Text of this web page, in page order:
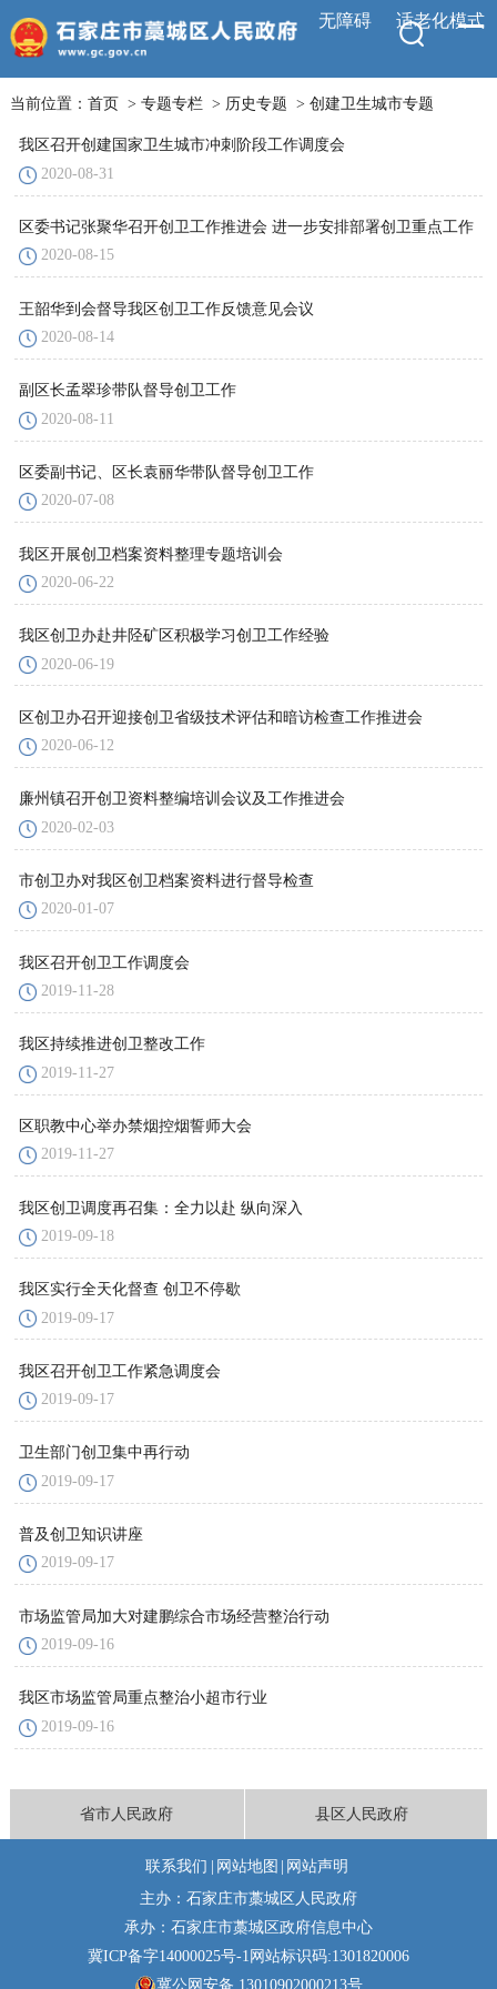
无障碍 适老化模式
当前位置： 首页 > 专题专栏> 历史专题 > 创建卫生城市专题
我区召开创建国家卫生城市冲刺阶段工作调度会
2020-08-31
区委书记张聚华召开创卫工作推进会 进一步安排部署创卫重点工作
2020-08-15
王韶华到会督导我区创卫工作反馈意见会议
2020-08-14
副区长孟翠珍带队督导创卫工作
2020-08-11
区委副书记、区长袁丽华带队督导创卫工作
2020-07-08
我区开展创卫档案资料整理专题培训会
2020-06-22
我区创卫办赴井陉矿区积极学习创卫工作经验
2020-06-19
区创卫办召开迎接创卫省级技术评估和暗访检查工作推进会
2020-06-12
廉州镇召开创卫资料整编培训会议及工作推进会
2020-02-03
市创卫办对我区创卫档案资料进行督导检查
2020-01-07
我区召开创卫工作调度会
2019-11-28
我区持续推进创卫整改工作
2019-11-27
区职教中心举办禁烟控烟誓师大会
2019-11-27
我区创卫调度再召集：全力以赴 纵向深入
2019-09-18
我区实行全天化督查 创卫不停歇
2019-09-17
我区召开创卫工作紧急调度会
2019-09-17
卫生部门创卫集中再行动
2019-09-17
普及创卫知识讲座
2019-09-17
市场监管局加大对建鹏综合市场经营整治行动
2019-09-16
我区市场监管局重点整治小超市行业
2019-09-16
省市人民政府 县区人民政府
联系我们 网站地图
网站声明
主办：石家庄市藁城区人民政府
承办：石家庄市藁城区政府信息中心
冀ICP备字14000025号-1 网站标识码:1301820006
冀公网安备 13010902000213号